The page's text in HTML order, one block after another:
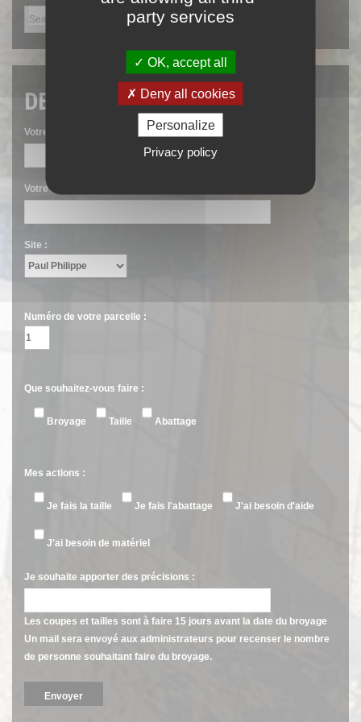
DEMANDE DE BROYAGE
Votre nom :
Votre e-mail :
Site :
Numéro de votre parcelle :
Que souhaitez-vous faire :
Broyage Taille Abattage
Mes actions :
Je fais la taille Je fais l'abattage J'ai besoin d'aide
J'ai besoin de matériel
Je souhaite apporter des précisions :
Les coupes et tailles sont à faire 15 jours avant la date du broyage
Un mail sera envoyé aux administrateurs pour recenser le nombre
de personne souhaitant faire du broyage.
party services
OK, accept all
Deny all cookies
Personalize
Privacy policy